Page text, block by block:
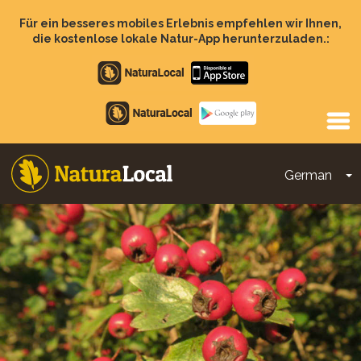
zumFür ein besseres mobiles Erlebnis empfehlen wir Ihnen,
die kostenlose lokale Natur-App herunterzuladen.:
Apple
store
Google
Play
German
Main
navigation